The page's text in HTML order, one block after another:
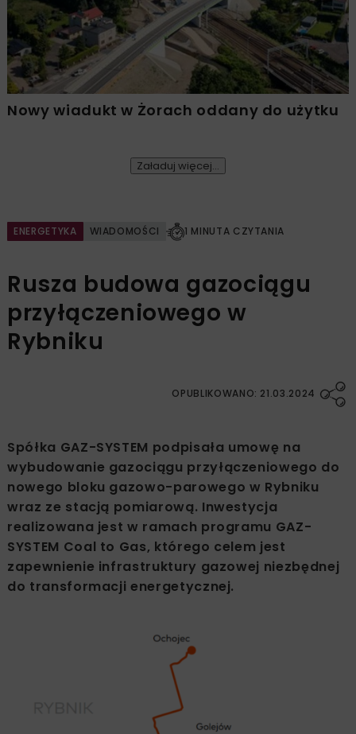
Nowy wiadukt w Żorach oddany do użytku
Załaduj więcej...
ENERGETYKA WIADOMOŚCI 1 MINUTA CZYTANIA
Rusza budowa gazociągu
przyłączeniowego w
Rybniku
OPUBLIKOWANO: 21.03.2024
Spółka GAZ-SYSTEM podpisała umowę na
wybudowanie gazociągu przyłączeniowego do
nowego bloku gazowo-parowego w Rybniku
wraz ze stacją pomiarową. Inwestycja
realizowana jest w ramach programu GAZ-
SYSTEM Coal to Gas, którego celem jest
zapewnienie infrastruktury gazowej niezbędnej
do transformacji energetycznej.